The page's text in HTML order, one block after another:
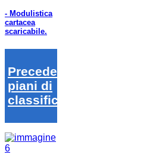
- Modulistica
cartacea
scaricabile.
Precedenti
piani di
classifica